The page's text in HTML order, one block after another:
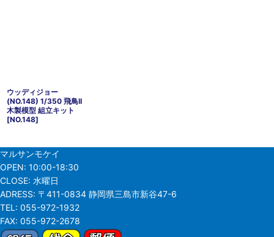
ウッディジョー
(NO.148) 1/350 飛鳥II
木製模型 組立キット
[NO.148]
マルサンモケイ
OPEN: 10:00-18:30
CLOSE: 水曜日
ADRESS: 〒411-0834 静岡県三島市新谷47-6
TEL: 055-972-1932
FAX: 055-972-2678